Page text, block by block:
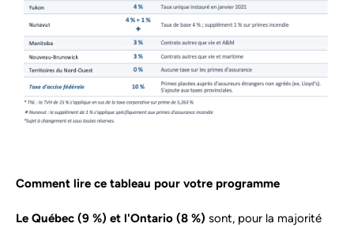
Comment lire ce tableau pour votre programme
Le Québec (9 %) et l'Ontario (8 %) sont, pour la majorité